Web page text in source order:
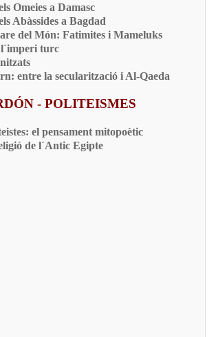
Omeies a Damasc
Abàssides a Bagdad
del Món: Fatimites i Mameluks
l´imperi turc
entre la secularització i Al-Qaeda
- POLITEISMES
el pensament mitopoètic
de l´Antic Egipte